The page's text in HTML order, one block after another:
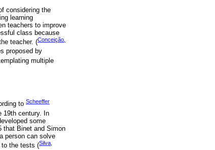
considering the
learning
teachers to improve
class because
teacher. (Conceição
proposed by
multiple
to Scheeffer
19th century. In
some
that Binet and Simon
person can solve
to the tests (Silva,